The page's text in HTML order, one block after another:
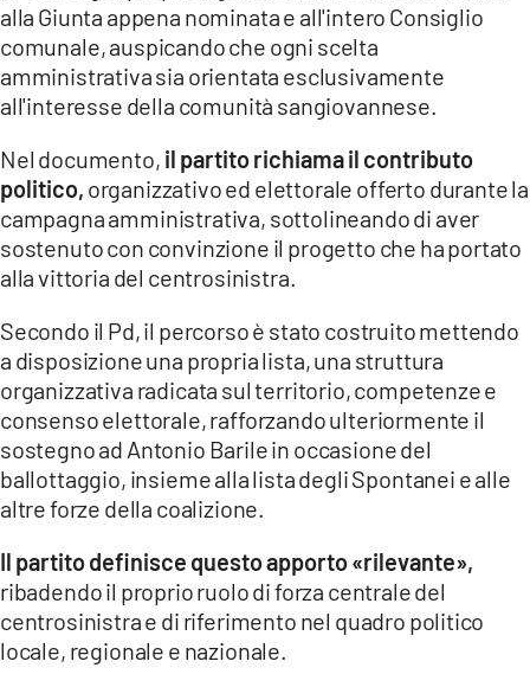
APPLE
alla Giunta appena nominata e all'intero Consiglio
comunale, auspicando che ogni scelta
amministrativa sia orientata esclusivamente
all'interesse della comunità sangiovannese.
Nel documento, il partito richiama il contributo
politico, organizzativo ed elettorale offerto durante la
campagna amministrativa, sottolineando di aver
sostenuto con convinzione il progetto che ha portato
alla vittoria del centrosinistra.
Secondo il Pd, il percorso è stato costruito mettendo
a disposizione una propria lista, una struttura
organizzativa radicata sul territorio, competenze e
consenso elettorale, rafforzando ulteriormente il
sostegno ad Antonio Barile in occasione del
ballottaggio, insieme alla lista degli Spontanei e alle
altre forze della coalizione.
Il partito definisce questo apporto «rilevante»,
ribadendo il proprio ruolo di forza centrale del
centrosinistra e di riferimento nel quadro politico
locale, regionale e nazionale.